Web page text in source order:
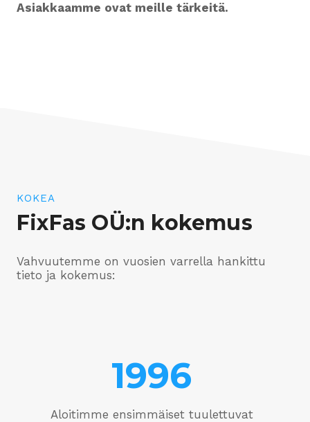
Asiakkaamme ovat meille tärkeitä.
KOKEA
FixFas OÜ:n kokemus
Vahvuutemme on vuosien varrella hankittu
tieto ja kokemus:
1996
Aloitimme ensimmäiset tuulettuvat